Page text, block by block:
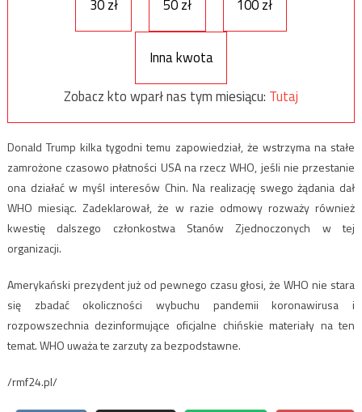
30 zł 50 zł 100 zł
Inna kwota
Zobacz kto wparł nas tym miesiącu: Tutaj
Donald Trump kilka tygodni temu zapowiedział, że wstrzyma na stałe
zamrożone czasowo płatności USA na rzecz WHO, jeśli nie przestanie
ona działać w myśl interesów Chin. Na realizację swego żądania dał
WHO miesiąc. Zadeklarował, że w razie odmowy rozważy również
kwestię dalszego członkostwa Stanów Zjednoczonych w tej
organizacji.
Amerykański prezydent już od pewnego czasu głosi, że WHO nie stara
się zbadać okoliczności wybuchu pandemii koronawirusa i
rozpowszechnia dezinformujące oficjalne chińskie materiały na ten
temat. WHO uważa te zarzuty za bezpodstawne.
/rmf24.pl/